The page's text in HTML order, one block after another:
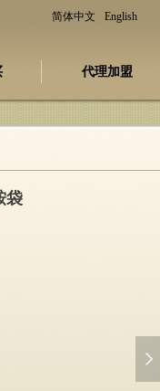
简体中文 English
代理加盟
袋
넲